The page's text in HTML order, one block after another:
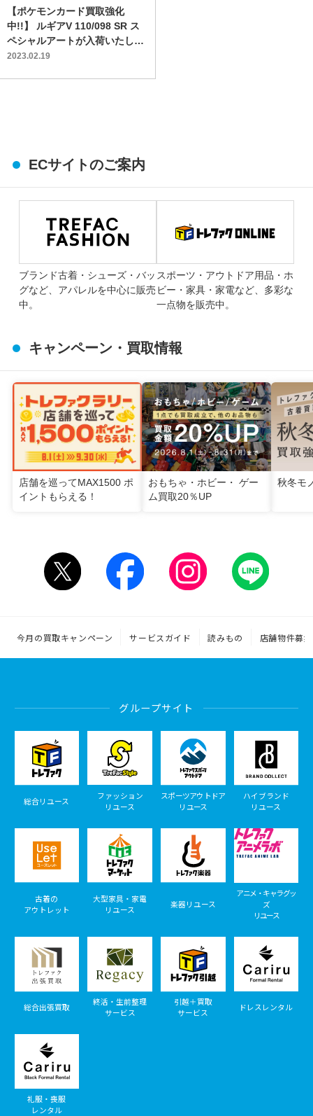
【ポケモンカード買取強化
中!!】 ルギアV 110/098 SR ス
ペシャルアートが入荷いたしま
した!!
2023.02.19
ECサイトのご案内
ブランド古着・シューズ・バッ
グなど、アパレルを中心に販売
中。
スポーツ・アウトドア用品・ホ
ビー・家具・家電など、多彩な
一点物を販売中。
キャンペーン・買取情報
店舗を巡ってMAX1500 ポ
イントもらえる！
おもちゃ・ホビー・ ゲー
ム買取20％UP
秋冬モ
今月の買取キャンペーン サービスガイド 読みもの 店舗物件募集
グループサイト
総合リユース
ファッション
リユース
スポーツアウトドア
リユース
ハイブランド
リユース
古着の
アウトレット
大型家具・家電
リユース
楽器リユース
アニメ・キャラグッ
ズ
リユース
総合出張買取
終活・生前整理
サービス
引越＋買取
サービス
ドレスレンタル
礼服・喪服
レンタル